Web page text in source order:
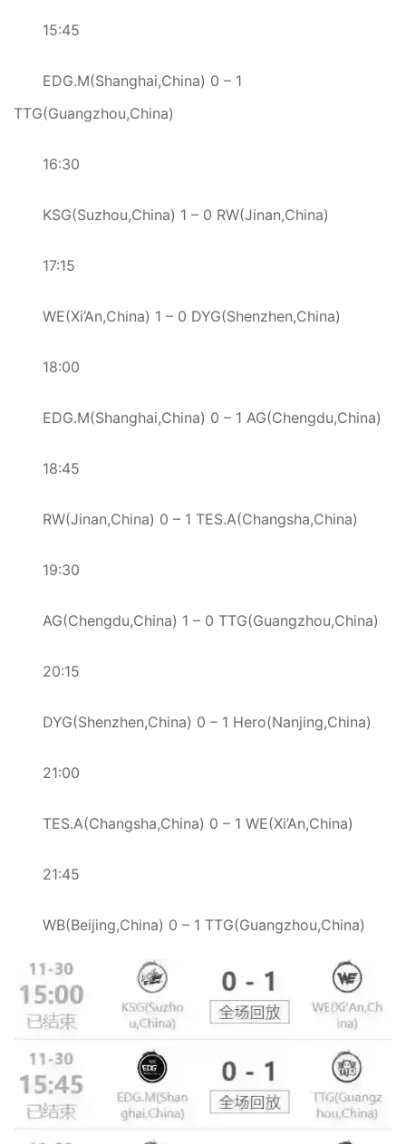
15:45
EDG.M(Shanghai,China) 0 – 1
TTG(Guangzhou,China)
16:30
KSG(Suzhou,China) 1 – 0 RW(Jinan,China)
17:15
WE(Xi’An,China) 1 – 0 DYG(Shenzhen,China)
18:00
EDG.M(Shanghai,China) 0 – 1 AG(Chengdu,China)
18:45
RW(Jinan,China) 0 – 1 TES.A(Changsha,China)
19:30
AG(Chengdu,China) 1 – 0 TTG(Guangzhou,China)
20:15
DYG(Shenzhen,China) 0 – 1 Hero(Nanjing,China)
21:00
TES.A(Changsha,China) 0 – 1 WE(Xi’An,China)
21:45
WB(Beijing,China) 0 – 1 TTG(Guangzhou,China)